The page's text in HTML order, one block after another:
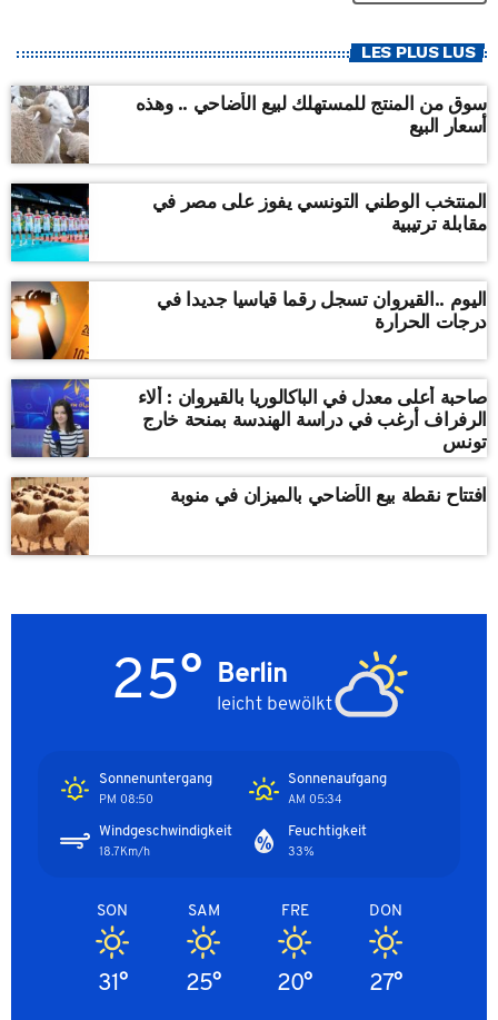
LES PLUS LUS
سوق من المنتج للمستهلك لبيع الأضاحي .. وهذه
أسعار البيع
المنتخب الوطني التونسي يفوز على مصر في
مقابلة ترتيبية
اليوم ..القيروان تسجل رقما قياسيا جديدا في
درجات الحرارة
صاحبة أعلى معدل في الباكالوريا بالقيروان : ألاء
الرفراف أرغب في دراسة الهندسة بمنحة خارج
تونس
افتتاح نقطة بيع الأضاحي بالميزان في منوبة
Berlin
leicht bewölkt
25°
Sonnenaufgang
05:34 AM
Sonnenuntergang
08:50 PM
Feuchtigkeit
33%
Windgeschwindigkeit
18.7Km/h
DON
27°
FRE
20°
SAM
25°
SON
31°